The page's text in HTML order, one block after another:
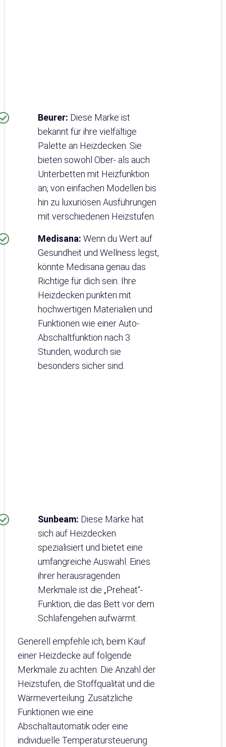
Beurer: Diese Marke ist
bekannt für ihre vielfältige
Palette an Heizdecken. Sie
bieten sowohl Ober- als auch
Unterbetten mit Heizfunktion
an, von einfachen Modellen bis
hin zu luxuriösen Ausführungen
mit verschiedenen Heizstufen.
Medisana: Wenn du Wert auf
Gesundheit und Wellness legst,
könnte Medisana genau das
Richtige für dich sein. Ihre
Heizdecken punkten mit
hochwertigen Materialien und
Funktionen wie einer Auto-
Abschaltfunktion nach 3
Stunden, wodurch sie
besonders sicher sind.
Sunbeam: Diese Marke hat
sich auf Heizdecken
spezialisiert und bietet eine
umfangreiche Auswahl. Eines
ihrer herausragenden
Merkmale ist die „Preheat“-
Funktion, die das Bett vor dem
Schlafengehen aufwärmt.
Generell empfehle ich, beim Kauf
einer Heizdecke auf folgende
Merkmale zu achten: Die Anzahl der
Heizstufen, die Stoffqualität und die
Wärmeverteilung. Zusätzliche
Funktionen wie eine
Abschaltautomatik oder eine
individuelle Temperatursteuerung